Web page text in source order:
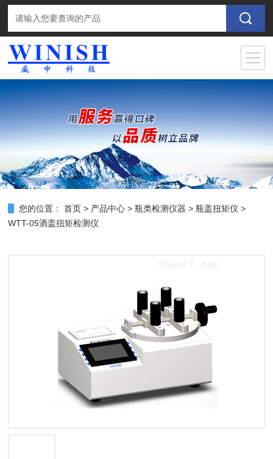
您的位置： 首页 > 产品中心 >瓶类检测仪器 >瓶盖扭矩仪 >
WTT-05酒盖扭矩检测仪